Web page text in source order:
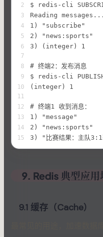
2 $ redis-cli
3 Reading
4 1) "subscribe"
5 2) "news:sports"
6 3) (integer) 1
7
8
# 终端2：发布消息
9 $ redis-cli PUBLISH
10 (integer) 1
11
12
# 终端1 收到消息：
13 1) "message"
14 2) "news:sports"
15 3) "比赛结果：主队3:1
9. Redis 典型应用
9.1 缓存（Cache）